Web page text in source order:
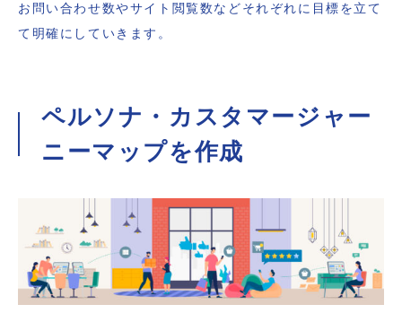
お問い合わせ数やサイト閲覧数などそれぞれに目標を立て
て明確にしていきます。
ペルソナ・カスタマージャー
ニーマップを作成